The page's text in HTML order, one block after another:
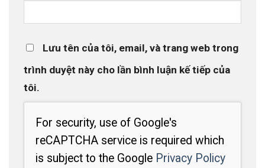
Lưu tên của tôi, email, và trang web trong
trình duyệt này cho lần bình luận kế tiếp của
tôi.
For security, use of Google's
reCAPTCHA service is required which
is subject to the Google Privacy Policy